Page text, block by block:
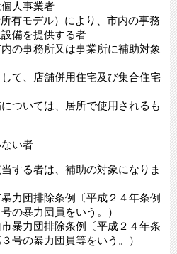
人事業者
有モデル）により、市内の事務
備を提供する者
の事務所又は事業所に補助対象
て、店舗併用住宅及び集合住宅
いては、居所で使用されるも
ない者
する者は、補助の対象になりま
暴力団排除条例〔平成２４年条例
の暴力団員をいう。）
市暴力団排除条例〔平成２４年条
号の暴力団員等をいう。）